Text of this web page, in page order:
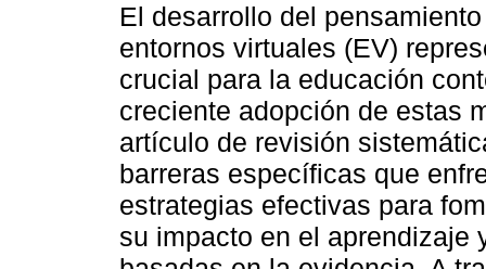
El desarrollo del
entornos virtuales (EV)
crucial para la educación
creciente adopción de estas
artículo de revisión
barreras específicas que
estrategias efectivas para
su impacto en el aprendizaje